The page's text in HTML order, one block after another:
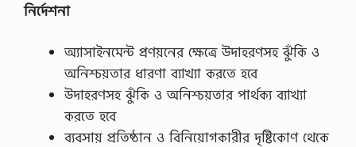
নির্দেশনা
অ্যাসাইনমেন্ট প্রণয়নের ক্ষেত্রে উদাহরণসহ ঝুঁকি ও
অনিশ্চয়তার ধারণা ব্যাখ্যা করতে হবে
উদাহরণসহ ঝুঁকি ও অনিশ্চয়তার পার্থক্য ব্যাখ্যা
করতে হবে
ব্যবসায় প্রতিষ্ঠান ও বিনিয়ােগকারীর দৃষ্টিকোণ থেকে